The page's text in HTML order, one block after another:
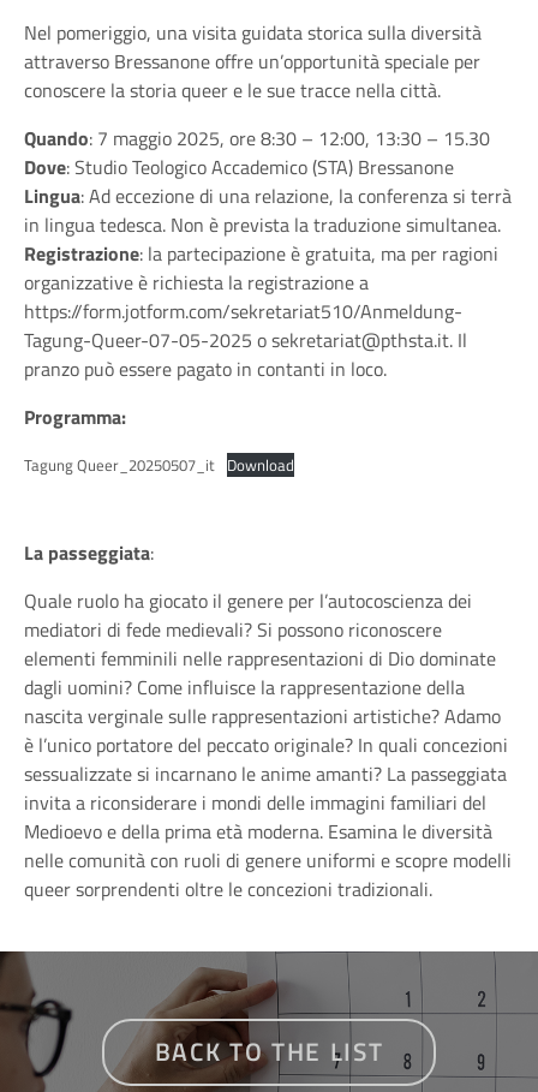
Nel pomeriggio, una visita guidata storica sulla diversità
attraverso Bressanone offre un’opportunità speciale per
conoscere la storia queer e le sue tracce nella città.
Quando: 7 maggio 2025, ore 8:30 – 12:00, 13:30 – 15.30
Dove: Studio Teologico Accademico (STA) Bressanone
Lingua: Ad eccezione di una relazione, la conferenza si terrà
in lingua tedesca. Non è prevista la traduzione simultanea.
Registrazione: la partecipazione è gratuita, ma per ragioni
organizzative è richiesta la registrazione a
https://form.jotform.com/sekretariat510/Anmeldung-
Tagung-Queer-07-05-2025 osekretariat@pthsta.it. Il
pranzo può essere pagato in contanti in loco.
Programma:
Tagung Queer_20250507_it Download
La passeggiata:
Quale ruolo ha giocato il genere per l’autocoscienza dei
mediatori di fede medievali? Si possono riconoscere
elementi femminili nelle rappresentazioni di Dio dominate
dagli uomini? Come influisce la rappresentazione della
nascita verginale sulle rappresentazioni artistiche? Adamo
è l’unico portatore del peccato originale? In quali concezioni
sessualizzate si incarnano le anime amanti? La passeggiata
invita a riconsiderare i mondi delle immagini familiari del
Medioevo e della prima età moderna. Esamina le diversità
nelle comunità con ruoli di genere uniformi e scopre modelli
queer sorprendenti oltre le concezioni tradizionali.
BACK TO THE LIST